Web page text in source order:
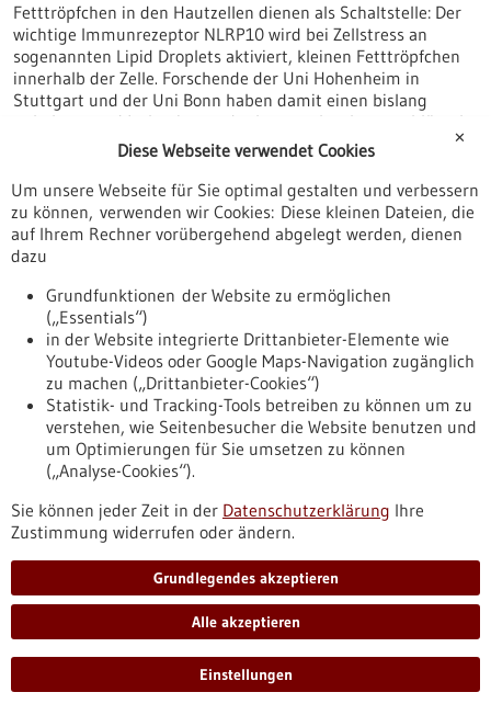
Fetttröpfchen in den Hautzellen dienen als Schaltstelle: Der
wichtige Immunrezeptor NLRP10 wird bei Zellstress an
sogenannten Lipid Droplets aktiviert, kleinen Fetttröpfchen
innerhalb der Zelle. Forschende der Uni Hohenheim in
Stuttgart und der Uni Bonn haben damit einen bislang
unbekannten Mechanismus der Immunabwehr entschlüsselt.
Die Erkenntnisse verbessern das Verständnis entzündlicher
https://www.gesundheitsindustrie-
bw.de/fachbeitrag/pm/wie-hautzellen-stress-erkennen-
forschende-entdecken-aktivierungsort-eines-wichtigen-
immunrezeptors
Pressemitteilung - 26.06.2026
4eu+: neue Ausschreibungsrunde für
seed4eu+ und Gastprofessuren
Die beiden interuniversitären Förderprogramme „SEED4EU+“
und „4EU+ Visiting Professorships“ gehen in eine neue
Ausschreibungsrunde. Beide Formate werden erstmals in den
beiden Förderlinien „Early Career“ für junge
Wissenschaftlerinnen und Wissenschaftler sowie „Standard“
für erfahrene Forscherinnen und Forscher ausgeschrieben.
https://www.gesundheitsindustrie-
bw.de/fachbeitrag/pm/4eu-plus-neue-ausschreibungsrunde-
fuer-seed4eu-plus-und-gastprofessuren
Pressemitteilung - 26.06.2026
Neue Einblicke in die Abwehrkräfte des
✕
Diese Webseite verwendet Cookies
Um unsere Webseite für Sie optimal gestalten und verbessern
zu können, verwenden wir Cookies: Diese kleinen Dateien, die
auf Ihrem Rechner vorübergehend abgelegt werden, dienen
dazu
Grundfunktionen der Website zu ermöglichen
(„Essentials“)
in der Website integrierte Drittanbieter-Elemente wie
Youtube-Videos oder Google Maps-Navigation zugänglich
zu machen („Drittanbieter-Cookies“)
Statistik- und Tracking-Tools betreiben zu können um zu
verstehen, wie Seitenbesucher die Website benutzen und
um Optimierungen für Sie umsetzen zu können
(„Analyse-Cookies“).
Sie können jeder Zeit in der Datenschutzerklärung Ihre
Zustimmung widerrufen oder ändern.
Grundlegendes akzeptieren
Alle akzeptieren
Einstellungen